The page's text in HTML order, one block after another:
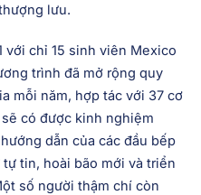
lưu.
với chỉ 15 sinh viên Mexico
trình đã mở rộng quy
mỗi năm, hợp tác với 37 cơ
có được kinh nghiệm
dẫn của các đầu bếp
tin, hoài bão mới và triển
số người thậm chí còn